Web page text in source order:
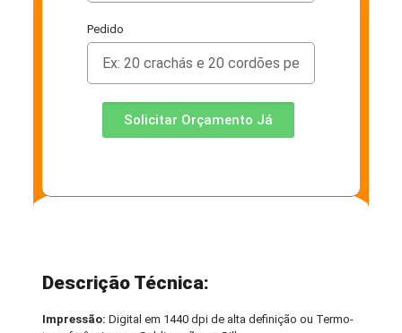
Pedido
Solicitar Orçamento Já
Descrição Técnica:
Impressão: Digital em 1440 dpi de alta definição ou Termo-